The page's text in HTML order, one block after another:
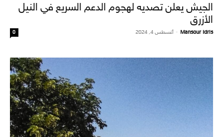
الجيش يعلن تصديه لهجوم الدعم السريع في النيل
الأزرق
Mansour Idris
- أغسطس 4, 2024 0